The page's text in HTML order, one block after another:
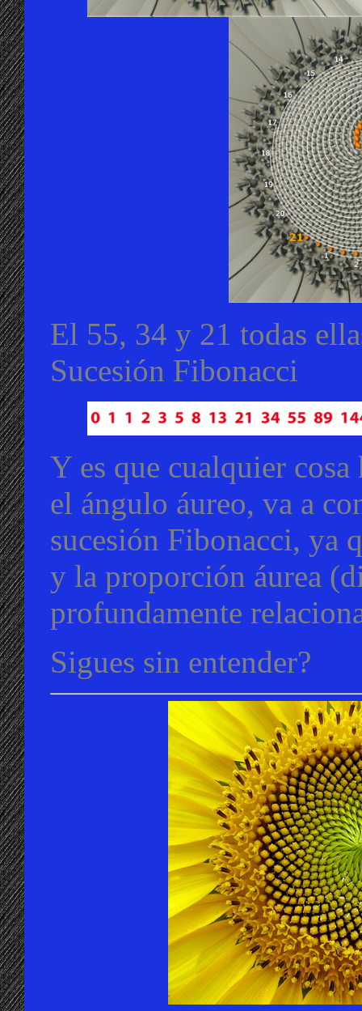
El 55, 34 y 21 todas
Sucesión Fibonacci
Y es que cualquier cosa
el ángulo áureo, va a
sucesión Fibonacci, ya
y la proporción áurea
profundamente
Sigues sin entender?